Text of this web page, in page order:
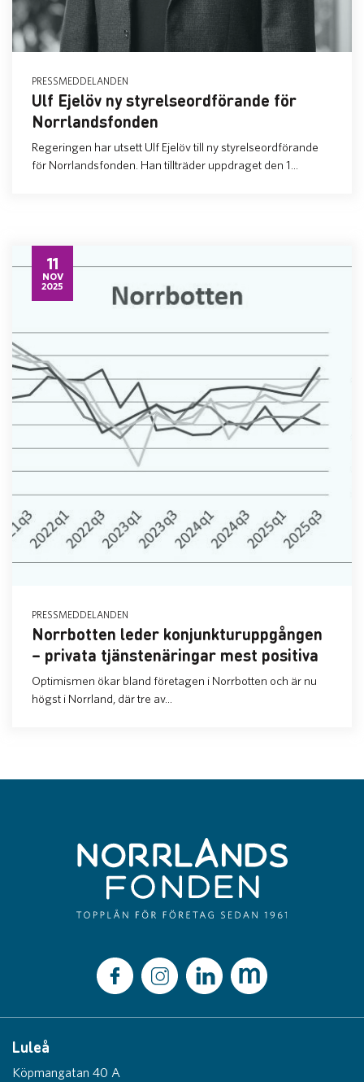
PRESSMEDDELANDEN
Ulf Ejelöv ny styrelseordförande för
Norrlandsfonden
Regeringen har utsett Ulf Ejelöv till ny styrelseordförande
för Norrlandsfonden. Han tillträder uppdraget den 1...
11
NOV
2025
PRESSMEDDELANDEN
Norrbotten leder konjunkturuppgången
– privata tjänstenäringar mest positiva
Optimismen ökar bland företagen i Norrbotten och är nu
högst i Norrland, där tre av...
Luleå
Köpmangatan 40 A